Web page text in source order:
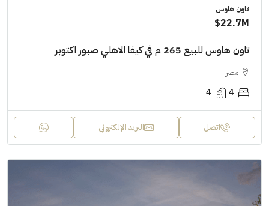
تاون هاوس
22.7M$
تاون هاوس للبيع 265 م في كيفا الاهلي صبور اكتوبر
مصر
4
4
اتصل البريد الإلكتروني